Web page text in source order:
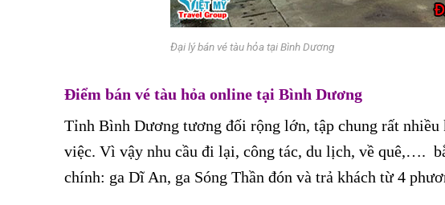
Đại lý bán vé tàu hỏa tại Bình Dương
Điểm bán vé tàu hỏa online tại Bình Dương
Tỉnh Bình Dương tương đối rộng lớn, tập chung rất
việc. Vì vậy nhu cầu đi lại, công tác, du lịch, về quê,….
chính: ga Dĩ An, ga Sóng Thần đón và trả khách từ 4